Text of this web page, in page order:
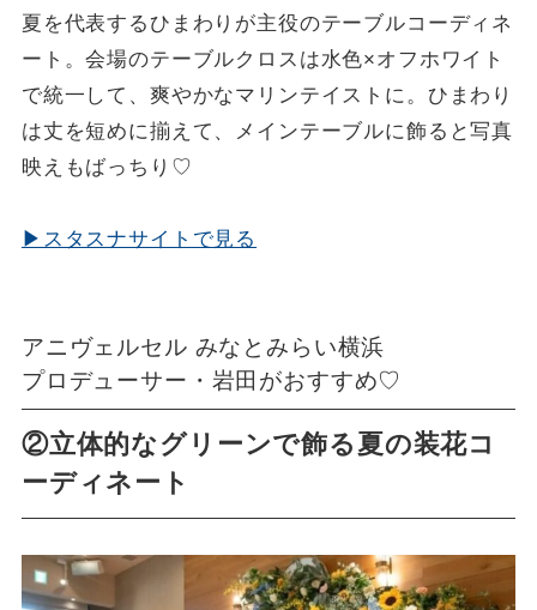
夏を代表するひまわりが主役のテーブルコーディネ
ート。会場のテーブルクロスは水色×オフホワイト
で統一して、爽やかなマリンテイストに。ひまわり
は丈を短めに揃えて、メインテーブルに飾ると写真
映えもばっちり♡
▶スタスナサイトで見る
アニヴェルセル みなとみらい横浜
プロデューサー・岩田がおすすめ♡
②立体的なグリーンで飾る夏の装花コ
ーディネート